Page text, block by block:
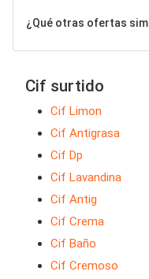
¿Qué otras ofertas
Cif surtido
Cif Limon
Cif Antigrasa
Cif Dp
Cif Lavandina
Cif Antig
Cif Crema
Cif Baño
Cif Cremoso